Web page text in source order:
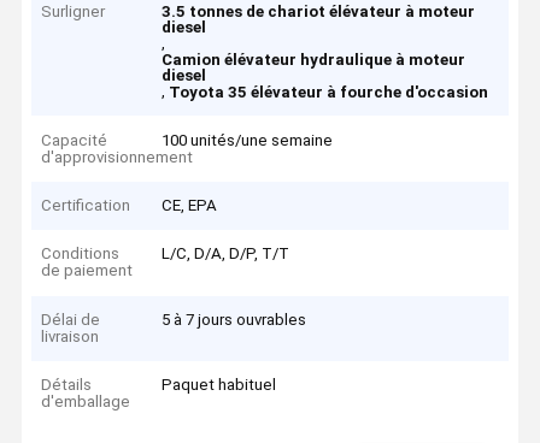
Surligner
3.5 tonnes de chariot élévateur à moteur
diesel
,
Camion élévateur hydraulique à moteur
diesel
, Toyota 35 élévateur à fourche d'occasion
Capacité
d'approvisionnement
100 unités/une semaine
Certification CE, EPA
Conditions
de paiement
L/C, D/A, D/P, T/T
Délai de
livraison
5 à 7 jours ouvrables
Détails
d'emballage
Paquet habituel